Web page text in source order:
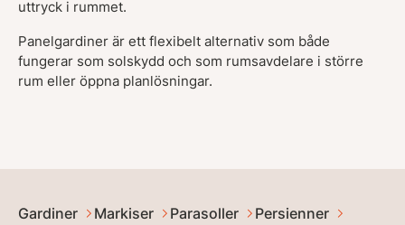
uttryck i rummet.
Panelgardiner är ett flexibelt alternativ som både
fungerar som solskydd och som rumsavdelare i större
rum eller öppna planlösningar.
Gardiner Markiser Parasoller
Persienner